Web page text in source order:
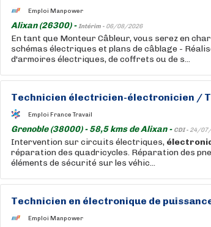
Emploi Manpower
Alixan (26300) -Intérim - 06/08/2026
En tant que Monteur Câbleur, vous serez en
schémas électriques et plans de câblage -
d'armoires électriques, de coffrets ou de s...
Technicien électricien-électronicien /
Emploi France Travail
Grenoble (38000) - 58,5 kms de Alixan - CDI - 24/
Intervention sur circuits électriques,
réparation des quadricycles. Réparation des
éléments de sécurité sur les véhic...
Technicien en électronique de
Emploi Manpower